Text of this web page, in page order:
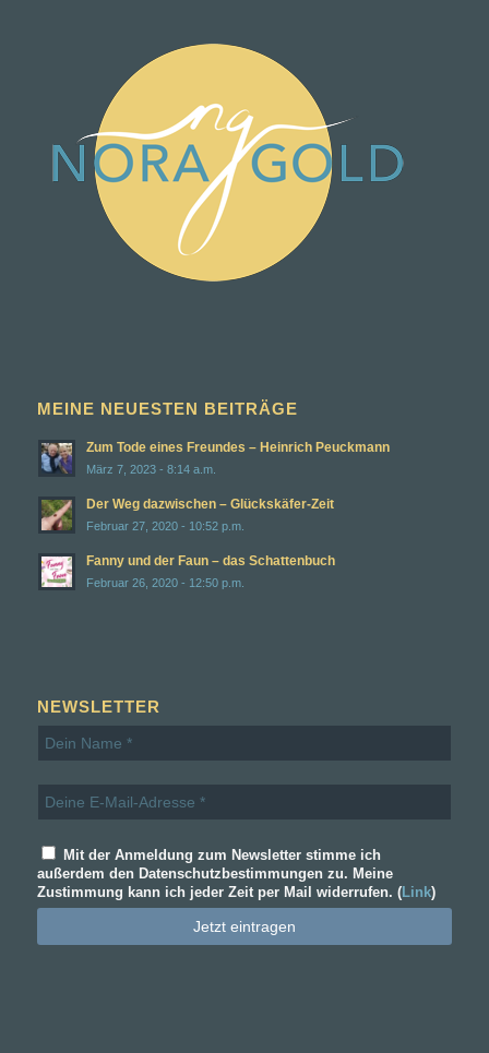
MEINE NEUESTEN BEITRÄGE
Zum Tode eines Freundes – Heinrich Peuckmann
März 7, 2023 - 8:14 a.m.
Der Weg dazwischen – Glückskäfer-Zeit
Februar 27, 2020 - 10:52 p.m.
Fanny und der Faun – das Schattenbuch
Februar 26, 2020 - 12:50 p.m.
NEWSLETTER
Mit der Anmeldung zum Newsletter stimme ich
außerdem den Datenschutzbestimmungen zu. Meine
Zustimmung kann ich jeder Zeit per Mail widerrufen. (Link)